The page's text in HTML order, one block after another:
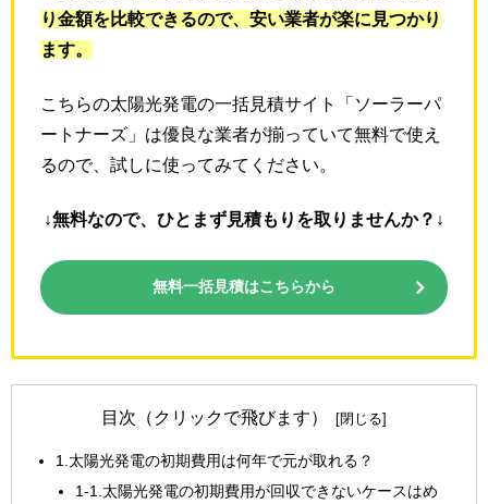
り金額を比較できるので、安い業者が楽に見つかり
ます。
こちらの太陽光発電の一括見積サイト「ソーラーパ
ートナーズ」は優良な業者が揃っていて無料で使え
るので、試しに使ってみてください。
↓無料なので、ひとまず見積もりを取りませんか？↓
無料一括見積はこちらから
目次（クリックで飛びます）
1.太陽光発電の初期費用は何年で元が取れる？
1-1.太陽光発電の初期費用が回収できないケースはめ